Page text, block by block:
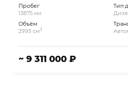
Пробег
13875 км.
Объём
2993 см3
Тип
~ 9 311 000 ₽